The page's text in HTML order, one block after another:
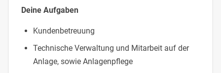
Deine Aufgaben
Kundenbetreuung
Technische Verwaltung und Mitarbeit auf der
Anlage, sowie Anlagenpflege